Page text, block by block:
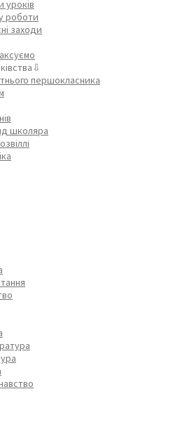
уроків
роботи
заходи
першокласника
школяра